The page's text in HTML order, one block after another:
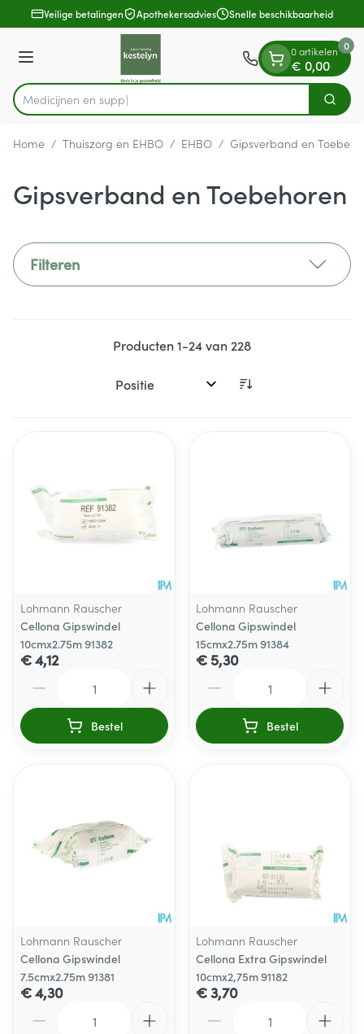
Ga naar de inhoud
1 van 1Veilige betalingen Apothekersadvies Snelle beschikbaarheid
Menu
Product, merk, categorie... Zoek
0 artikelen
€ 0,00
0
Home / Thuiszorg en EHBO / EHBO / Gipsverband en
Gipsverband en Toebehoren
Filteren
Producten1-24van 228
Sorteer op:
Lohmann Rauscher
Cellona Gipswindel
10cmx2.75m 91382
€ 4,12
Bestel
Lohmann Rauscher
Cellona Gipswindel
15cmx2.75m 91384
€ 5,30
Bestel
Lohmann Rauscher
Cellona Gipswindel
7.5cmx2.75m 91381
€ 4,30
Lohmann Rauscher
Cellona Extra Gipswindel
10cmx2,75m 91182
€ 3,70